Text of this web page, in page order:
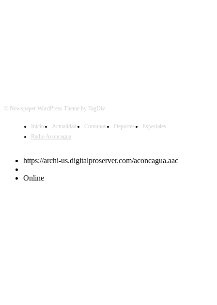
© Newspaper WordPress Theme by TagDiv
Inicio Actualidad Comunas Deportes
Especiales
Radio Aconcagua
https://archi-us.digitalproserver.com/aconcagua.aac
Online